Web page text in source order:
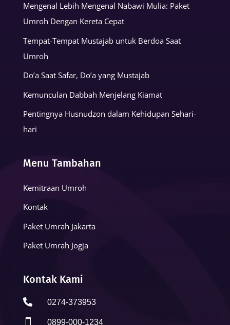
Mengenal Lebih Mengenal Nabawi Mulia: Paket
Umroh Dengan Kereta Cepat
Tempat-Tempat Mustajab untuk Berdoa Saat
Umroh
Do’a Saat Safar, Do’a yang Mustajab
Kemunculan Dabbah Menjelang Kiamat
Pentingnya Husnudzon dalam Kehidupan Sehari-
hari
Menu Tambahan
Kemitraan Umroh
Kontak
Paket Umrah Jakarta
Paket Umrah Jogja
Kontak Kami
 0274-373953
 0899-000-1234